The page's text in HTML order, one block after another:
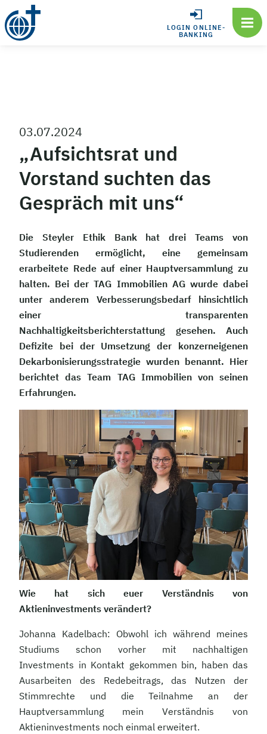
LOGIN ONLINE-
BANKING
03.07.2024
„Aufsichtsrat und
Vorstand suchten das
Gespräch mit uns“
Die Steyler Ethik Bank hat drei Teams von
Studierenden ermöglicht, eine gemeinsam
erarbeitete Rede auf einer Hauptversammlung zu
halten. Bei der TAG Immobilien AG wurde dabei
unter anderem Verbesserungsbedarf hinsichtlich
einer transparenten
Nachhaltigkeitsberichterstattung gesehen. Auch
Defizite bei der Umsetzung der konzerneigenen
Dekarbonisierungsstrategie wurden benannt. Hier
berichtet das Team TAG Immobilien von seinen
Erfahrungen.
Wie hat sich euer Verständnis von
Aktieninvestments verändert?
Johanna Kadelbach: Obwohl ich während meines
Studiums schon vorher mit nachhaltigen
Investments in Kontakt gekommen bin, haben das
Ausarbeiten des Redebeitrags, das Nutzen der
Stimmrechte und die Teilnahme an der
Hauptversammlung mein Verständnis von
Aktieninvestments noch einmal erweitert.